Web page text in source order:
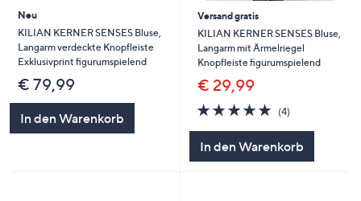
um
diese
anzuzeigen.
Neu
KILIAN KERNER SENSES Bluse,
Langarm verdeckte Knopfleiste
Exklusivprint figurumspielend
€ 79,99
In den Warenkorb
Versand gratis
KILIAN KERNER SENSES Bluse,
Langarm mit Ärmelriegel
Knopfleiste figurumspielend
€ 29,99
5.0
von
(4)4
In den Warenkorb